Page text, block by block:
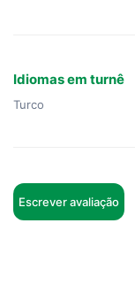
Idiomas em turnê
Turco
Escrever avaliação